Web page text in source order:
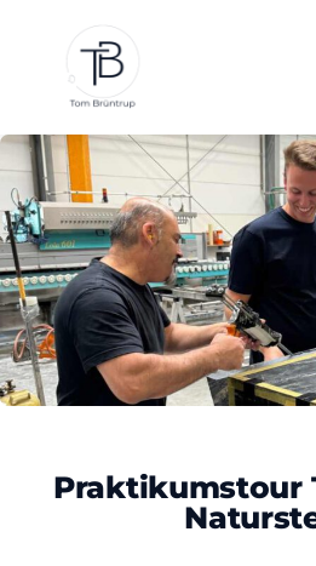
Praktikumstour